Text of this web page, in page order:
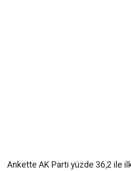
Ankette AK Parti yüzde 36,2 ile